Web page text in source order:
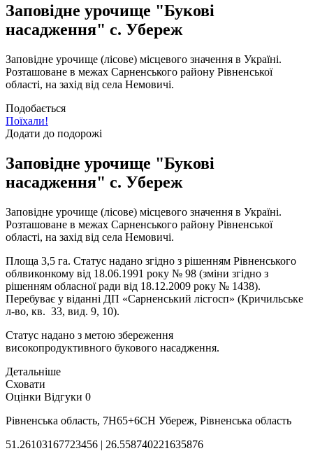
Заповідне урочище "Букові
насадження" с. Убереж
Заповідне урочище (лісове) місцевого значення в Україні.
Розташоване в межах Сарненського району Рівненської
області, на захід від села Немовичі.
Подобається
Поїхали!
Додати до подорожі
Заповідне урочище "Букові
насадження" с. Убереж
Заповідне урочище (лісове) місцевого значення в Україні.
Розташоване в межах Сарненського району Рівненської
області, на захід від села Немовичі.
Площа 3,5 га. Статус надано згідно з рішенням Рівненського
облвиконкому від 18.06.1991 року № 98 (зміни згідно з
рішенням обласної ради від 18.12.2009 року № 1438).
Перебуває у віданні ДП «Сарненський лісгосп» (Кричильське
л-во, кв. 33, вид. 9, 10).
Статус надано з метою збереження
високопродуктивного букового насадження.
Детальніше
Сховати
Оцінки Відгуки 0
Рівненська область, 7H65+6CH Убереж, Рівненська область
51.26103167723456 | 26.558740221635876